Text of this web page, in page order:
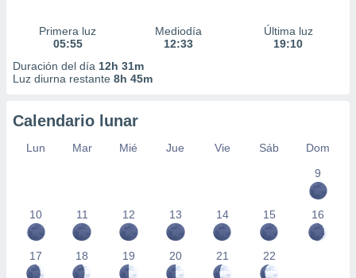
Primera luz
05:55
Mediodía
12:33
Última luz
19:10
Duración del día 12h 31m
Luz diurna restante 8h 45m
Calendario lunar
Lun Mar Mié Jue Vie Sáb
Dom
9
10 11 12 13 14 15 16
17 18 19 20 21 22